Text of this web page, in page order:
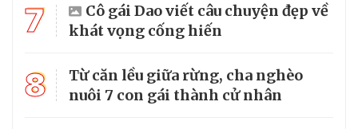
7
Cô gái Dao viết câu chuyện đẹp về
khát vọng cống hiến
8
Từ căn lều giữa rừng, cha nghèo
nuôi 7 con gái thành cử nhân